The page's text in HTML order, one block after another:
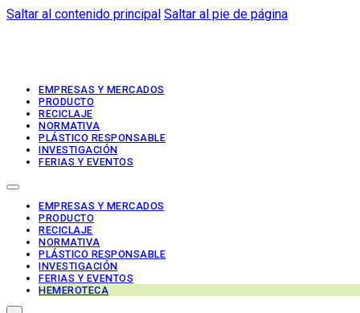
Saltar al contenido principal Saltar al pie de página
EMPRESAS Y MERCADOS
PRODUCTO
RECICLAJE
NORMATIVA
PLÁSTICO RESPONSABLE
INVESTIGACIÓN
FERIAS Y EVENTOS
EMPRESAS Y MERCADOS
PRODUCTO
RECICLAJE
NORMATIVA
PLÁSTICO RESPONSABLE
INVESTIGACIÓN
FERIAS Y EVENTOS
HEMEROTECA